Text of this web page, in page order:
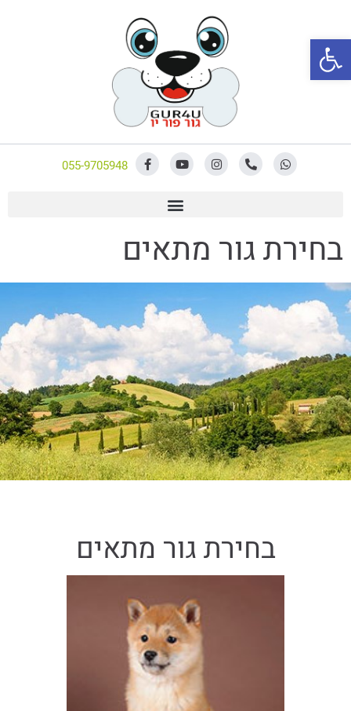
055-9705948
בחירת גור מתאים
בחירת גור מתאים
פתח סרגל נגישות